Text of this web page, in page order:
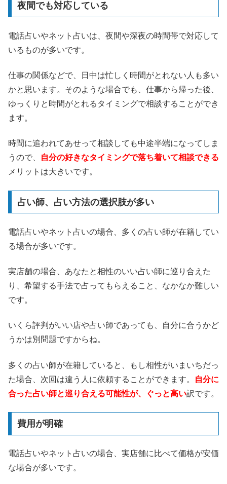
夜間でも対応している
電話占いやネット占いは、夜間や深夜の時間帯で対応して
いるものが多いです。
仕事の関係などで、日中は忙しく時間がとれない人も多い
かと思います。そのような場合でも、仕事から帰った後、
ゆっくりと時間がとれるタイミングで相談することができ
ます。
時間に追われてあせって相談しても中途半端になってしま
うので、
自分の好きなタイミングで落ち着いて相談できる
メリットは大きいです。
占い師、占い方法の選択肢が多い
電話占いやネット占いの場合、多くの占い師が在籍してい
る場合が多いです。
実店舗の場合、あなたと相性のいい占い師に巡り合えた
り、希望する手法で占ってもらえること、なかなか難しい
です。
いくら評判がいい店や占い師であっても、自分に合うかど
うかは別問題ですからね。
多くの占い師が在籍していると、もし相性がいまいちだっ
た場合、次回は違う人に依頼することができます。
自分に
合った占い師と巡り合える可能性が、ぐっと高い訳です。
費用が明確
電話占いやネット占いの場合、実店舗に比べて価格が安価
な場合が多いです。